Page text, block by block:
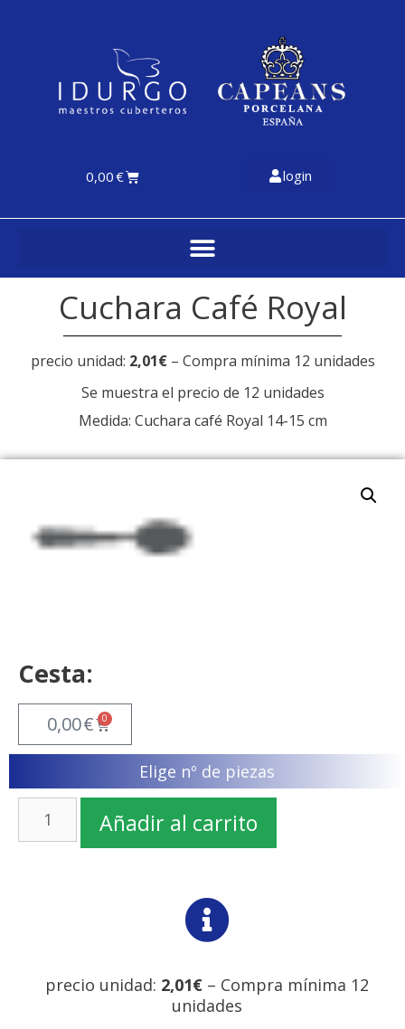
0,00€ login
Cuchara Café Royal
precio unidad: 2,01€– Compra mínima 12 unidades
Se muestra el precio de 12 unidades
Medida: Cuchara café Royal 14-15 cm
Cesta:
0,00€ 0
Elige nº de piezas
Añadir al carrito
precio unidad: 2,01€ – Compra mínima 12
unidades